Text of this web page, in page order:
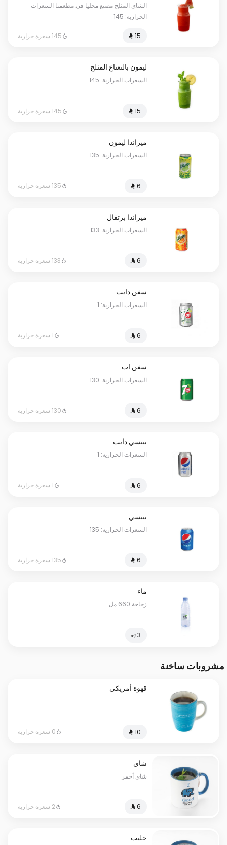
الشاي المثلج مصنع محليا في مطعمنا السعرات
الحرارية: 145
145 سعرة حرارية
ليمون بالنعناع المثلج
السعرات الحرارية: 145
145 سعرة حرارية
ميراندا ليمون
السعرات الحرارية: 135
135 سعرة حرارية
ميراندا برتقال
السعرات الحرارية: 133
133 سعرة حرارية
سفن دايت
السعرات الحرارية: 1
1 سعرة حرارية
سفن اب
السعرات الحرارية: 130
130 سعرة حرارية
بيبسي دايت
السعرات الحرارية: 1
1 سعرة حرارية
بيبسي
السعرات الحرارية: 135
135 سعرة حرارية
ماء
زجاجة 660 مل
مشروبات ساخنة
قهوة أمريكي
0 سعرة حرارية
شاي
شاي أحمر
2 سعرة حرارية
حليب